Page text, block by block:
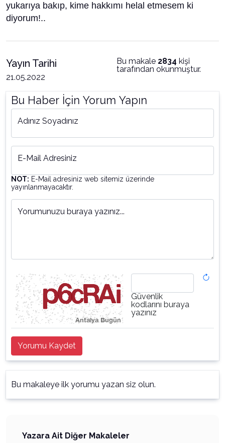
yukarıya bakıp, kime hakkımı helal etmesem ki
diyorum!..
Yayın Tarihi
21.05.2022
Bu makale 2834 kişi
tarafından okunmuştur.
Bu Haber İçin Yorum Yapın
Adınız Soyadınız
E-Mail Adresiniz
NOT: E-Mail adresiniz web sitemiz üzerinde
yayınlanmayacaktır.
Yorumunuzu buraya yazınız...
Güvenlik
kodlarını buraya
yazınız
Yorumu Kaydet
Bu makaleye ilk yorumu yazan siz olun.
Yazara Ait Diğer Makaleler